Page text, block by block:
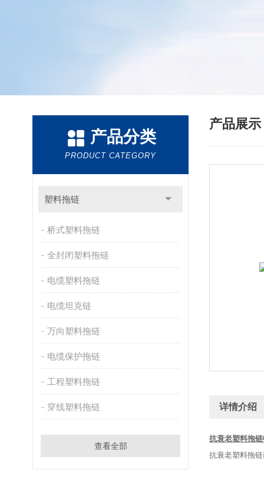
产品分类
PRODUCT CATEGORY
塑料拖链
桥式塑料拖链
全封闭塑料拖链
电缆塑料拖链
电缆坦克链
万向塑料拖链
电缆保护拖链
工程塑料拖链
穿线塑料拖链
查看全部
产品展示
详情介绍
抗衰老塑料拖
抗衰老塑料拖